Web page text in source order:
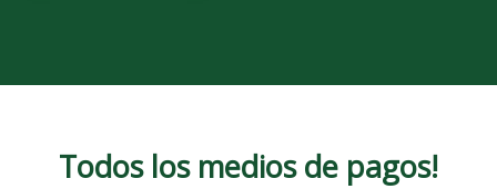
Todos los medios de pagos!